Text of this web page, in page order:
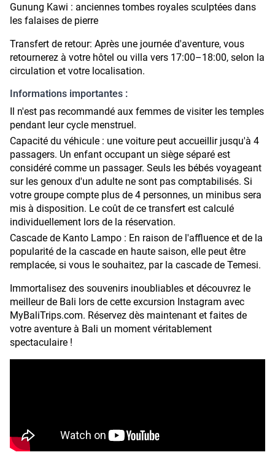
Gunung Kawi : anciennes tombes royales sculptées dans
les falaises de pierre
Transfert de retour: Après une journée d'aventure, vous
retournerez à votre hôtel ou villa vers 17:00–18:00, selon la
circulation et votre localisation.
Informations importantes :
Il n'est pas recommandé aux femmes de visiter les temples
pendant leur cycle menstruel.
Capacité du véhicule : une voiture peut accueillir jusqu'à 4
passagers. Un enfant occupant un siège séparé est
considéré comme un passager. Seuls les bébés voyageant
sur les genoux d'un adulte ne sont pas comptabilisés. Si
votre groupe compte plus de 4 personnes, un minibus sera
mis à disposition. Le coût de ce transfert est calculé
individuellement lors de la réservation.
Cascade de Kanto Lampo : En raison de l'affluence et de la
popularité de la cascade en haute saison, elle peut être
remplacée, si vous le souhaitez, par la cascade de Temesi.
Immortalisez des souvenirs inoubliables et découvrez le
meilleur de Bali lors de cette excursion Instagram avec
MyBaliTrips.com. Réservez dès maintenant et faites de
votre aventure à Bali un moment véritablement
spectaculaire !